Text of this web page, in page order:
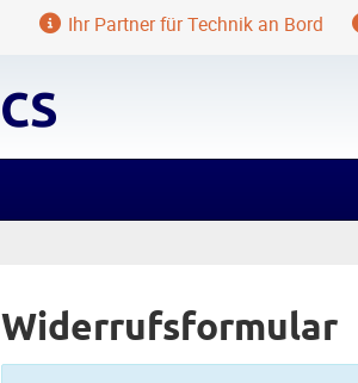
Ihr Partner für Technik an Bord
Widerrufsformular